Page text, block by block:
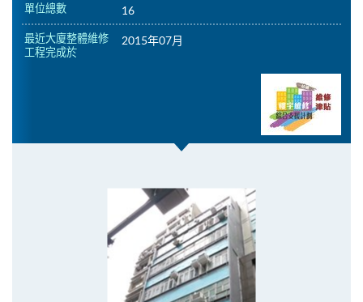
單位總數 16
最近大廈整體維修
工程完成於
2015年07月